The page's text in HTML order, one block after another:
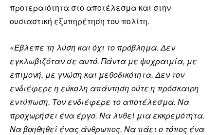
προτεραιότητα στο αποτέλεσμα και στην
ουσιαστική εξυπηρέτηση του πολίτη.
«Έβλεπε τη λύση και όχι το πρόβλημα. Δεν
εγκλωβιζόταν σε αυτό. Πάντα με ψυχραιμία, με
επιμονή, με γνώση και μεθοδικότητα. Δεν τον
ενδιέφερε η εύκολη απάντηση ούτε η πρόσκαιρη
εντύπωση. Τον ενδιέφερε το αποτέλεσμα. Να
προχωρήσει ένα έργο. Να λυθεί μια εκκρεμότητα.
Να βοηθηθεί ένας άνθρωπος. Να πάει ο τόπος ένα